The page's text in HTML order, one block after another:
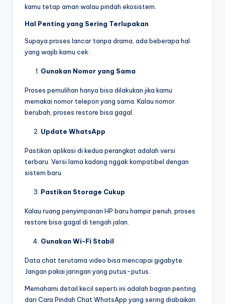
kamu tetap aman walau pindah ekosistem.
Hal Penting yang Sering Terlupakan
Supaya proses lancar tanpa drama, ada beberapa hal
yang wajib kamu cek:
Gunakan Nomor yang Sama
Proses pemulihan hanya bisa dilakukan jika kamu
memakai nomor telepon yang sama. Kalau nomor
berubah, proses restore bisa gagal.
Update WhatsApp
Pastikan aplikasi di kedua perangkat adalah versi
terbaru. Versi lama kadang nggak kompatibel dengan
sistem baru.
Pastikan Storage Cukup
Kalau ruang penyimpanan HP baru hampir penuh, proses
restore bisa gagal di tengah jalan.
Gunakan Wi-Fi Stabil
Data chat terutama video bisa mencapai gigabyte.
Jangan pakai jaringan yang putus-putus.
Memahami detail kecil seperti ini adalah bagian penting
dari Cara Pindah Chat WhatsApp yang sering diabaikan.